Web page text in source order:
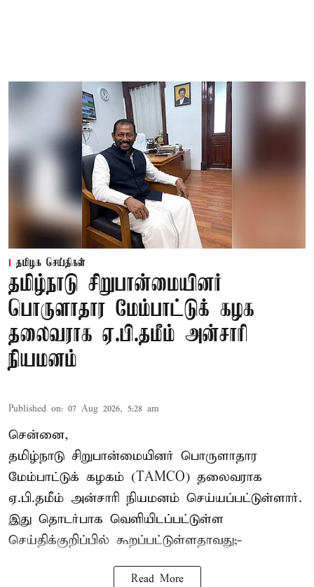
தமிழக செய்திகள்
தமிழ்நாடு சிறுபான்மையினர்
பொருளாதார மேம்பாட்டுக் கழக
தலைவராக ஏ.பி.தமீம் அன்சாரி
நியமனம்
Published on: 07 Aug 2026, 5:28 am
சென்னை,
தமிழ்நாடு சிறுபான்மையினர் பொருளாதார
மேம்பாட்டுக் கழகம் (TAMCO) தலைவராக
ஏ.பி.தமீம் அன்சாரி நியமனம் செய்யப்பட்டுள்ளார்.
இது தொடர்பாக வெளியிடப்பட்டுள்ள
செய்திக்குறிப்பில் கூறப்பட்டுள்ளதாவது;-
Read More